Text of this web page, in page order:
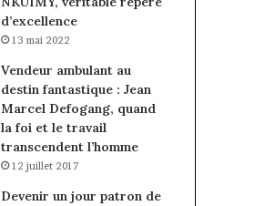
d’excellence
13 mai 2022
Vendeur ambulant au
destin fantastique : Jean
Marcel Defogang, quand
la foi et le travail
transcendent l’homme
12 juillet 2017
Devenir un jour patron de